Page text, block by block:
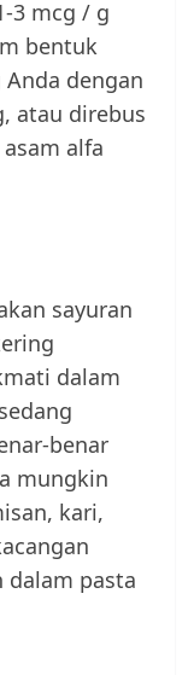
3 mcg / g
bentuk
dengan
atau direbus
alfa
sayuran
dalam
benar
mungkin
kari,
dalam pasta